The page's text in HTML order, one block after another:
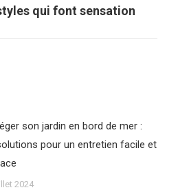
suivant
:
qui font sensation
son jardin en bord de mer :
pour un entretien facile et
2024